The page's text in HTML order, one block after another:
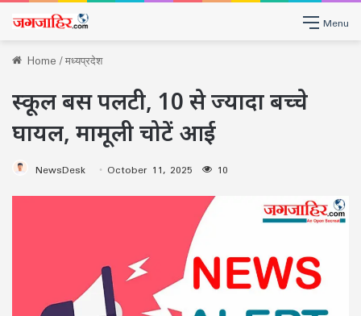
Menu
Home/मध्यप्रदेश
स्कूल बस पलटी, 10 से ज्यादा बच्चे
घायल, मामूली चोटें आई
NewsDesk October 11, 2025 10